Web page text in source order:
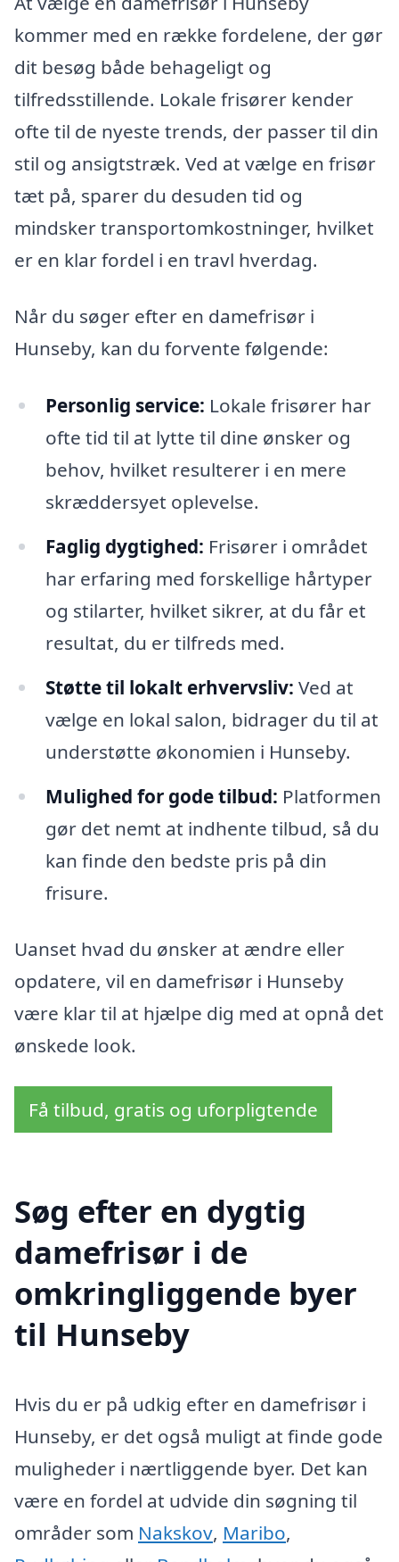
kommer med en række fordelene, der gør
dit besøg både behageligt og
tilfredsstillende. Lokale frisører kender
ofte til de nyeste trends, der passer til din
stil og ansigtstræk. Ved at vælge en frisør
tæt på, sparer du desuden tid og
mindsker transportomkostninger, hvilket
er en klar fordel i en travl hverdag.
Når du søger efter en damefrisør i
Hunseby, kan du forvente følgende:
Personlig service: Lokale frisører har
ofte tid til at lytte til dine ønsker og
behov, hvilket resulterer i en mere
skræddersyet oplevelse.
Faglig dygtighed: Frisører i området
har erfaring med forskellige hårtyper
og stilarter, hvilket sikrer, at du får et
resultat, du er tilfreds med.
Støtte til lokalt erhvervsliv: Ved at
vælge en lokal salon, bidrager du til at
understøtte økonomien i Hunseby.
Mulighed for gode tilbud: Platformen
gør det nemt at indhente tilbud, så du
kan finde den bedste pris på din
frisure.
Uanset hvad du ønsker at ændre eller
opdatere, vil en damefrisør i Hunseby
være klar til at hjælpe dig med at opnå det
ønskede look.
Få tilbud, gratis og uforpligtende
Søg efter en dygtig
damefrisør i de
omkringliggende byer
til Hunseby
Hvis du er på udkig efter en damefrisør i
Hunseby, er det også muligt at finde gode
muligheder i nærtliggende byer. Det kan
være en fordel at udvide din søgning til
områder som Nakskov, Maribo,